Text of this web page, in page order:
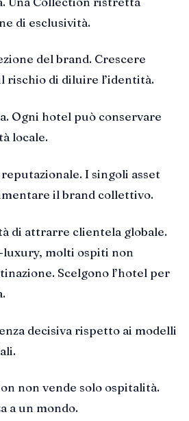
di esclusività.
del brand. Crescere
rischio di diluire l’identità.
Ogni hotel può conservare
locale.
I singoli asset
il brand collettivo.
di attrarre clientela globale.
molti ospiti non
Scelgono l’hotel per
decisiva rispetto ai modelli
non vende solo ospitalità.
a un mondo.